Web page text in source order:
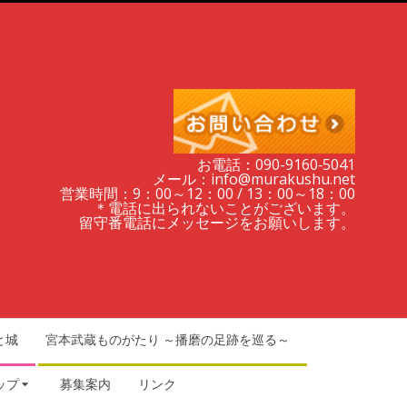
お電話：090-9160‐5041
メール：info@murakushu.net
営業時間：9：00～12：00 / 13：00～18：00
＊電話に出られないことがございます。
留守番電話にメッセージをお願いします。
城 宮本武蔵ものがたり ～播磨の足跡を巡る～
プ 募集案内 リンク